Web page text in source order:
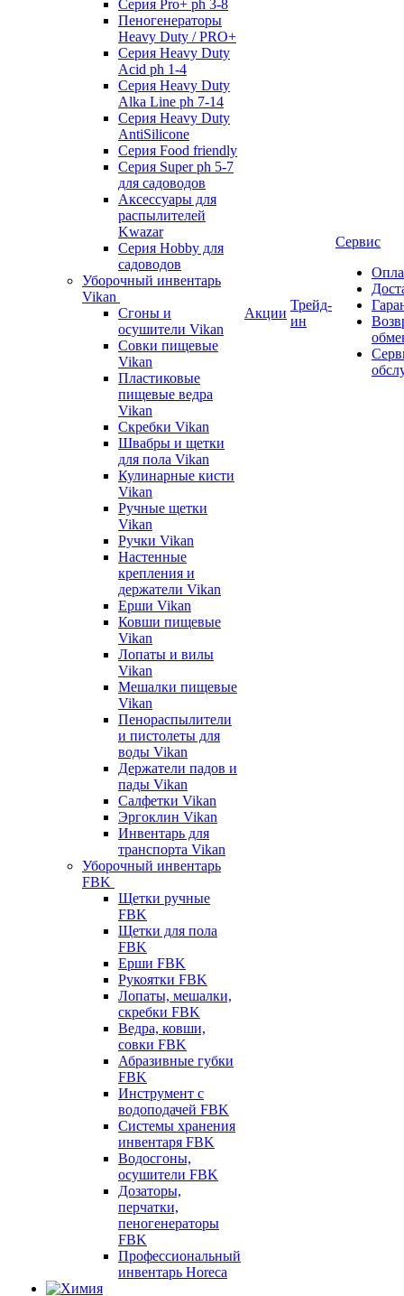
Серия Pro+ ph 3-8
Пеногенераторы
Heavy Duty / PRO+
Серия Heavy Duty
Acid ph 1-4
Серия Heavy Duty
Alka Line ph 7-14
Серия Heavy Duty
AntiSilicone
Серия Food friendly
Серия Super ph 5-7
для садоводов
Аксессуары для
распылителей
Kwazar
Серия Hobby для
садоводов
Уборочный инвентарь
Vikan
Сгоны и
осушители Vikan
Совки пищевые
Vikan
Пластиковые
пищевые ведра
Vikan
Скребки Vikan
Швабры и щетки
для пола Vikan
Кулинарные кисти
Vikan
Ручные щетки
Vikan
Ручки Vikan
Настенные
крепления и
держатели Vikan
Ерши Vikan
Ковши пищевые
Vikan
Лопаты и вилы
Vikan
Мешалки пищевые
Vikan
Пенораспылители
и пистолеты для
воды Vikan
Держатели падов и
пады Vikan
Салфетки Vikan
Эргоклин Vikan
Инвентарь для
транспорта Vikan
Уборочный инвентарь
FBK
Щетки ручные
FBK
Щетки для пола
FBK
Ерши FBK
Рукоятки FBK
Лопаты, мешалки,
скребки FBK
Ведра, ковши,
совки FBK
Абразивные губки
FBK
Инструмент с
водоподачей FBK
Системы хранения
инвентаря FBK
Водосгоны,
осушители FBK
Дозаторы,
перчатки,
пеногенераторы
FBK
Профессиональный
инвентарь Horeca
Акции
Трейд-
ин
Сервис